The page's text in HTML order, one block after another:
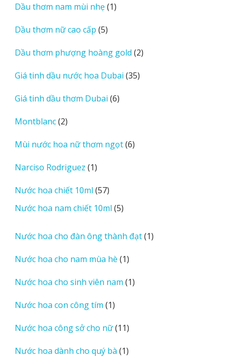
phẩm
Dầu thơm nam mùi nhẹ 11
Dầu thơm nữ cao cấp 55
phẩm
Dầu thơm phượng hoàng gold 22
Giá tinh dầu nước hoa Dubai 3535
Giá tinh dầu thơm Dubai 66
Montblanc 22
phẩm
Mùi nước hoa nữ thơm ngọt 66
Narciso Rodriguez 11
phẩm
Nước hoa chiết 10ml 5757
sản
phẩm
Nước hoa nam chiết 10ml 55
phẩm
Nước hoa cho đàn ông thành đạt 11
Nước hoa cho nam mùa hè 11
phẩm
Nước hoa cho sinh viên nam 11
Nước hoa con công tím 11
phẩm
Nước hoa công sở cho nữ 1111
phẩm
Nước hoa dành cho quý bà 11